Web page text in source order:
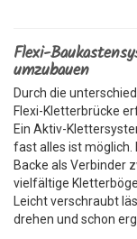
Flexi-
umzubauen
Durch die
Flexi-Kletterbrücke
Ein Aktiv-
fast alles ist möglich.
Backe als Verbinder
vielfältige
Leicht verschraubt
drehen und schon